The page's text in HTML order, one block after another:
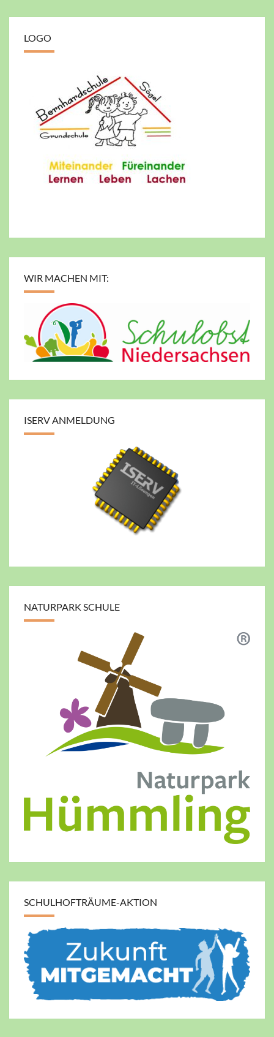
LOGO
WIR MACHEN MIT:
ISERV ANMELDUNG
NATURPARK SCHULE
SCHULHOFTRÄUME-AKTION